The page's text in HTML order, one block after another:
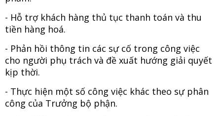
- Hỗ trợ khách hàng thủ tục thanh toán và thu
tiền hàng hoá.
- Phản hồi thông tin các sự cố trong công việc
cho người phụ trách và đề xuất hướng giải quyết
kịp thời.
- Thực hiện một số công việc khác theo sự phân
công của Trưởng bộ phận.